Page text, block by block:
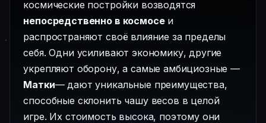
космические постройки возводятся
непосредственно в космосеи
распространяют своё влияние за пределы
себя. Одни усиливают экономику, другие
укрепляют оборону, а самые амбициозные —
Матки— дают уникальные преимущества,
способные склонить чашу весов в целой
игре. Их стоимость высока, поэтому они